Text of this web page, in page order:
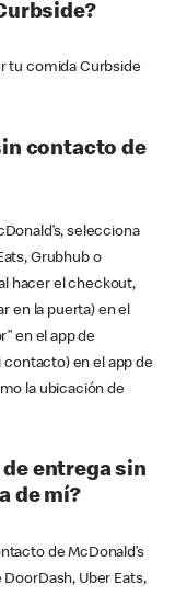
tu comida Curbside
contacto de
selecciona
Grubhub o
hacer el checkout,
en la puerta) en el
en el app de
contacto) en el app de
la ubicación de
entrega sin
de mí?
de McDonald’s
Uber Eats,